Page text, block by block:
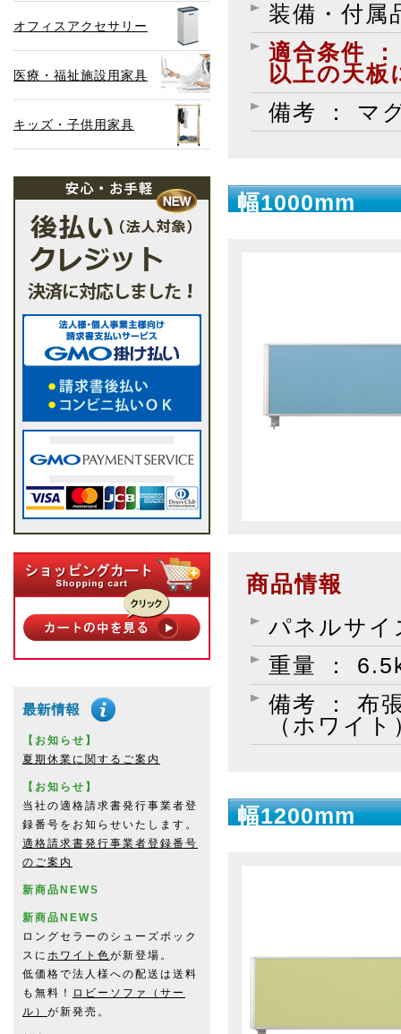
装備・付属
適合条件
以上の天板
備考 ： マ
幅1000mm
商品情報
パネルサ
重量 ：
備考 ： 布
（ホワイ
幅1200mm
オフィスアクセサリー
医療・福祉施設用家具
キッズ・子供用家具
【お知らせ】
夏期休業に関するご案内
【お知らせ】
当社の適格請求書発行事業者登
録番号をお知らせいたします。
適格請求書発行事業者登録番号
のご案内
新商品NEWS
新商品NEWS
ロングセラーのシューズボック
スに ホワイト色が新登場。
低価格で法人様への配送は送料
も無料！
ロビーソファ（サー
ル） が新発売。